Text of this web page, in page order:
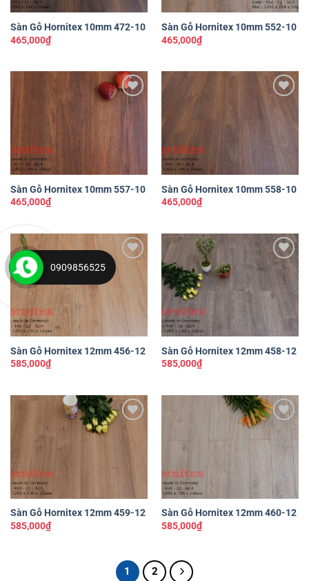
Sàn Gỗ Hornitex 10mm 472-10
465,000₫
Sàn Gỗ Hornitex 10mm 552-10
465,000₫
Yêu
thích
Sàn Gỗ Hornitex 10mm 557-10
465,000₫
Sàn Gỗ Hornitex 10mm 558-10
465,000₫
Sàn Gỗ Hornitex 12mm 456-12
585,000₫
Yêu
Sàn Gỗ Hornitex 12mm 458-12
585,000₫
Sàn Gỗ Hornitex 12mm 459-12
585,000₫
Yêu
thích
Sàn Gỗ Hornitex 12mm 460-12
585,000₫
1 2
0909856525